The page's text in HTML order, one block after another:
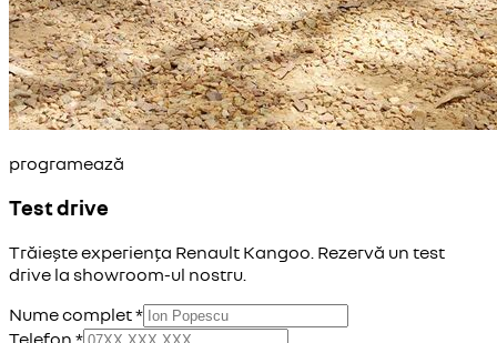
programează
Test drive
Trăiește experiența Renault Kangoo . Rezervă un test
drive la showroom-ul nostru.
Nume complet *
Telefon *